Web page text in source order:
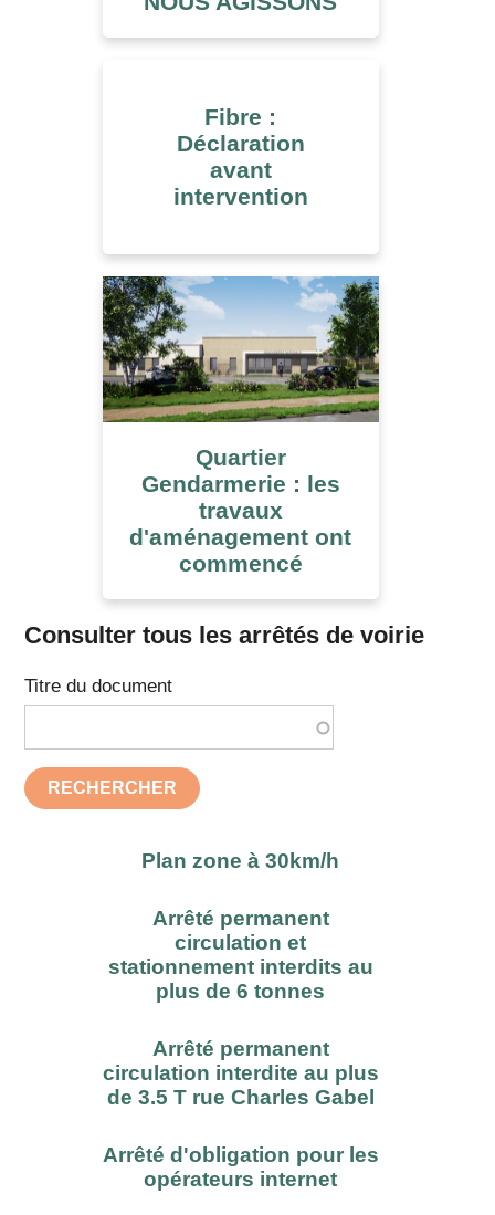
Fibre :
Déclaration
avant
intervention
Quartier
Gendarmerie : les
travaux
d'aménagement ont
commencé
Consulter tous les arrêtés de voirie
Titre du document
RECHERCHER
Plan zone à 30km/h
Arrêté permanent
circulation et
stationnement interdits au
plus de 6 tonnes
Arrêté permanent
circulation interdite au plus
de 3.5 T rue Charles Gabel
Arrêté d'obligation pour les
opérateurs internet